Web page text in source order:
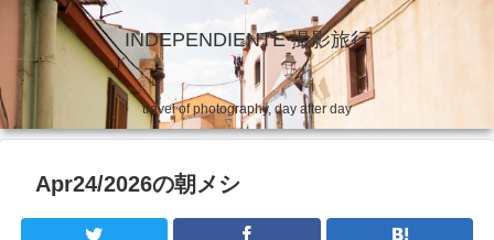
INDEPENDIENTE 撮影旅行
travel of photography, day after day
Apr24/2026の朝メシ